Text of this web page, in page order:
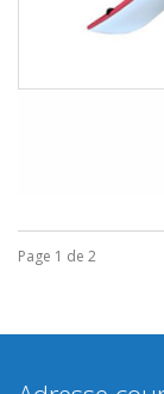
Page 1 de 2